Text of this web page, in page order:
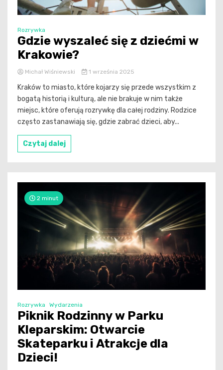
Rozrywka
Gdzie wyszaleć się z dziećmi w
Krakowie?
Michał Wiśniewski 1 września 2025
Kraków to miasto, które kojarzy się przede wszystkim z
bogatą historią i kulturą, ale nie brakuje w nim także
miejsc, które oferują rozrywkę dla całej rodziny. Rodzice
często zastanawiają się, gdzie zabrać dzieci, aby...
Czytaj dalej
2 minut
Rozrywka Wydarzenia
Piknik Rodzinny w Parku
Kleparskim: Otwarcie
Skateparku i Atrakcje dla
Dzieci!